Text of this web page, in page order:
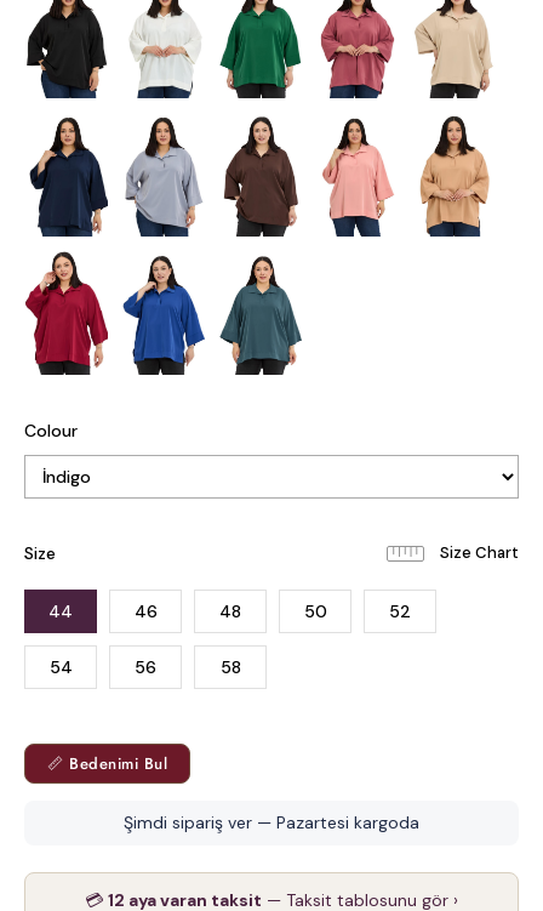
Colour
Size
44 46 48 50 52
54 56 58
📏 Bedenimi Bul
Şimdi sipariş ver — Pazartesi kargoda
💳 12 aya varan taksit — Taksit tablosunu gör ›